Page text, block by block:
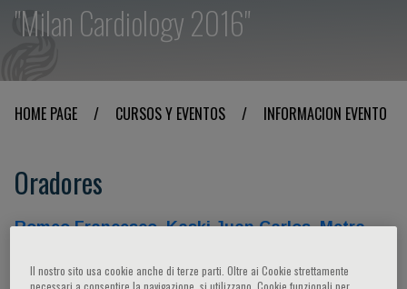
"Milan Cardiology 2016"
HOME PAGE / CURSOS Y EVENTOS / INFORMACION EVENTO
Oradores
Romeo Francesco,Kaski Juan Carlos,Metra
Bairey-Merz C. Noel,Crea Filippo,Olivotto
Il nostro sito usa cookie anche di terze parti. Oltre ai Cookie strettamente
necessari a consentire la navigazione, si utilizzano, Cookie funzionali per